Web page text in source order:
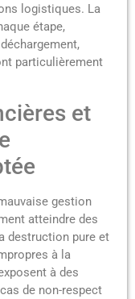
logistiques. La
étape,
particulièrement
et
gestion
atteindre des
destruction pure et
à la
à des
de non-respect